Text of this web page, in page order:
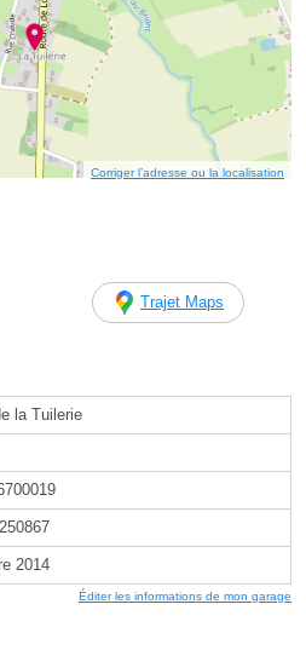
Corriger l’adresse ou la localisation
Trajet Maps
la Tuilerie
2014
Éditer les informations de mon garage